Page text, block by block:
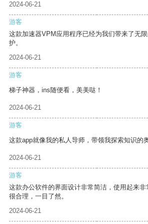
2024-06-21
游客
这款加速器VPM应用程序已经为我们带来了无
护。
2024-06-21
游客
梯子神器，ins随便看，美美哒！
2024-06-21
游客
这款app就像我的私人导师，带领我探索知识的奥
2024-06-21
游客
这款办公软件的界面设计非常简洁，使用起来
很合理，一目了然。
2024-06-21